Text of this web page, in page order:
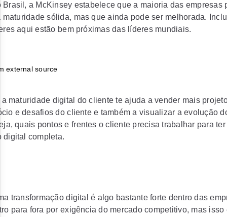
Brasil, a McKinsey estabelece que a maioria das empresas
maturidade sólida, mas que ainda pode ser melhorada.
aqui estão bem próximas das líderes mundiais.
maturidade digital do cliente te ajuda a vender mais
e desafios do cliente e também a visualizar a evolução
quais pontos e frentes o cliente precisa trabalhar para ter
digital completa.
transformação digital é algo bastante forte dentro das
para fora por exigência do mercado competitivo, mas isso